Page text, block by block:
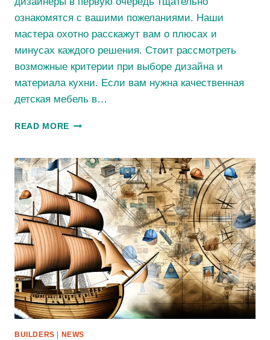
ознакомятся с вашими пожеланиями. Наши
мастера охотно расскажут вам о плюсах и
минусах каждого решения. Стоит рассмотреть
возможные критерии при выборе дизайна и
материала кухни. Если вам нужна качественная
детская мебель в…
READ MORE КУХНИ
КУПИТЬ
BUILDERS | NEWS